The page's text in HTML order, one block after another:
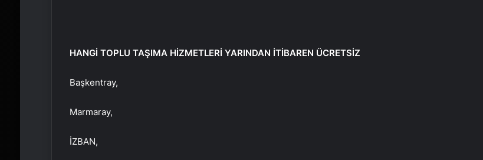
HANGİ TOPLU TAŞIMA HİZMETLERİ YARINDAN İTİBAREN ÜCRETSİZ
Başkentray,
Marmaray,
İZBAN,